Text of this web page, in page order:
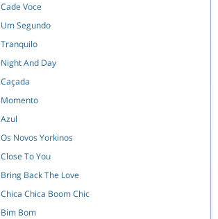
Cade Voce
Um Segundo
Tranquilo
Night And Day
Caçada
Momento
Azul
Os Novos Yorkinos
Close To You
Bring Back The Love
Chica Chica Boom Chic
Bim Bom